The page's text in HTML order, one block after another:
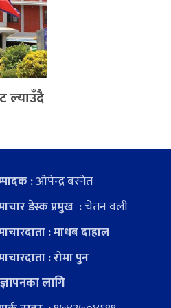
ल्याउँदै
:ओपेन्द्र बस्नेत
डेस्क प्रमुख :चेतन वली
: माधब दाहाल
: रोमा पुन
लागि